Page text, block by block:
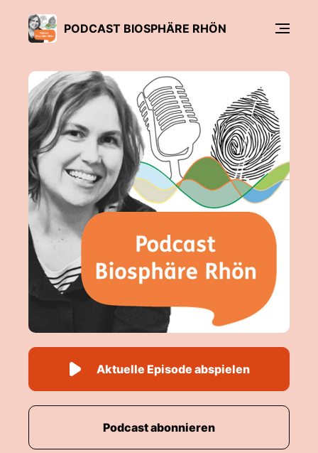
PODCAST BIOSPHÄRE RHÖN
Aktuelle Episode abspielen
Podcast abonnieren